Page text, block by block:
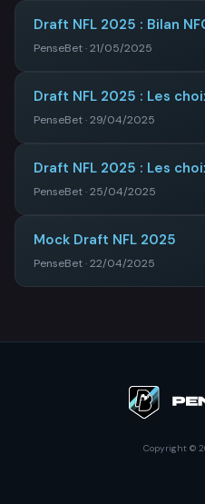
Draft NFL 2025 : Bilan
PenseBet · 21/05/2025
Draft NFL 2025 : Les
PenseBet · 29/04/2025
Draft NFL 2025 : Les
PenseBet · 25/04/2025
Mock Draft NFL 2025
PenseBet · 22/04/2025
Copyright ©